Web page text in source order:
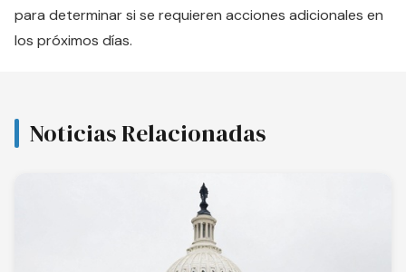
para determinar si se requieren acciones adicionales en
los próximos días.
Noticias Relacionadas